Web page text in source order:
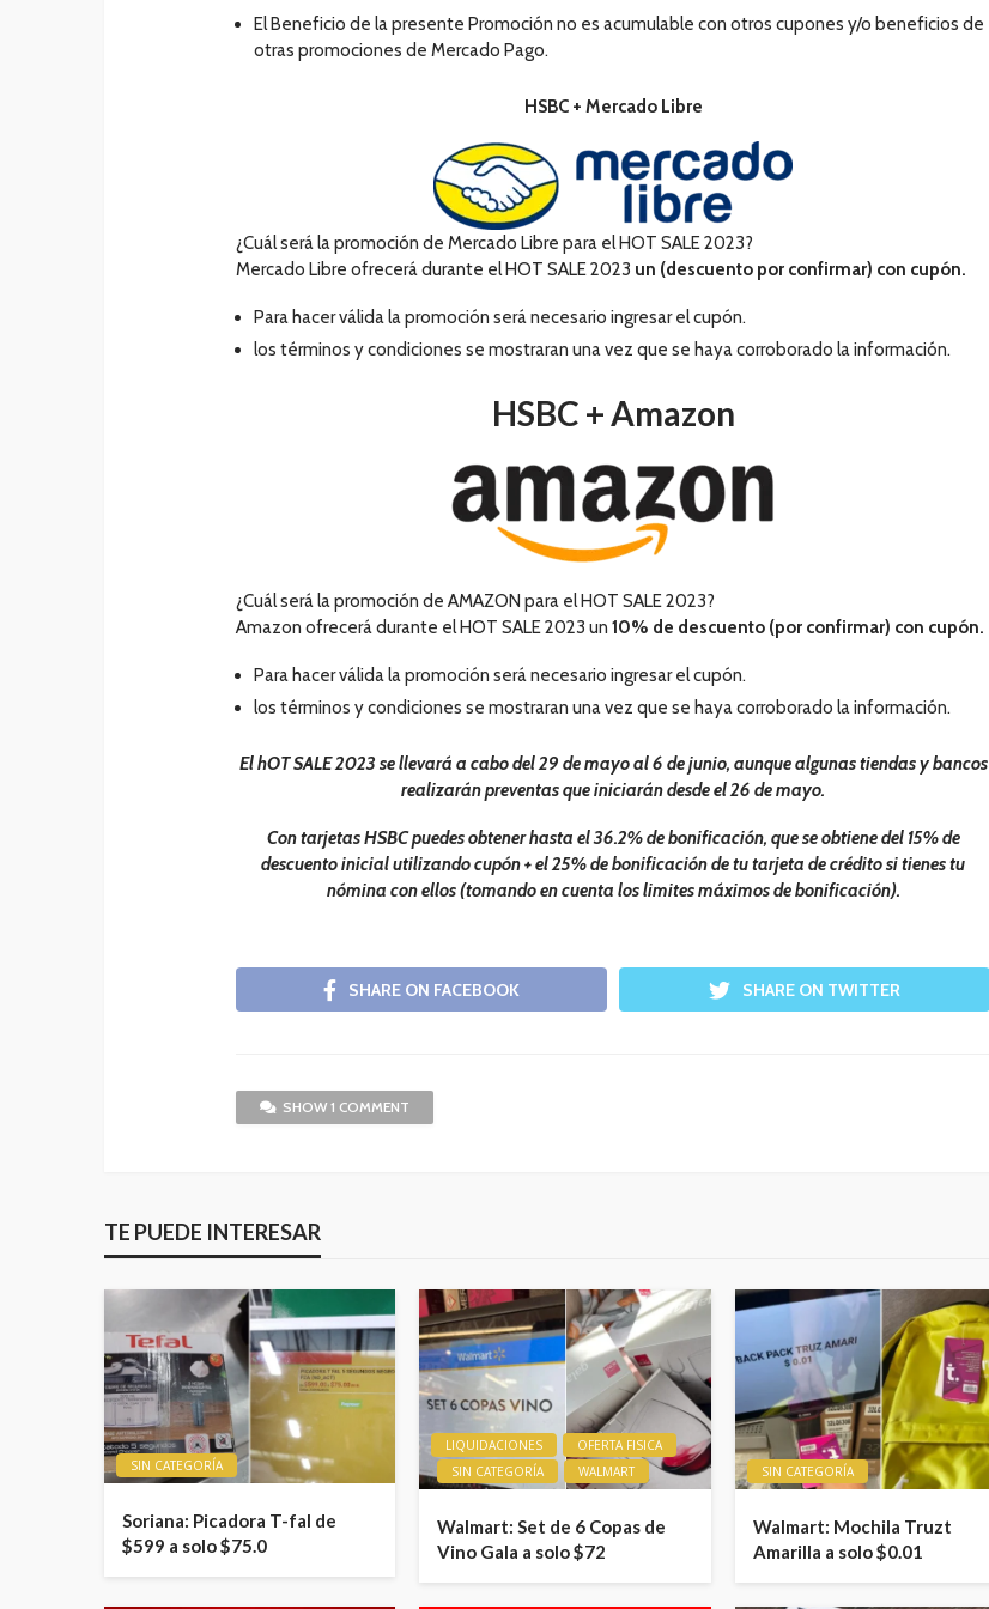
El Beneficio de la presente Promoción no es acumulable con otros cupones y/o beneficios de
otras promociones de Mercado Pago.
HSBC + Mercado Libre
¿Cuál será la promoción de Mercado Libre para el HOT SALE 2023?
Mercado Libre ofrecerá durante el HOT SALE 2023 un (descuento por confirmar) con cupón.
Para hacer válida la promoción será necesario ingresar el cupón.
los términos y condiciones se mostraran una vez que se haya corroborado la información.
HSBC +Amazon
¿Cuál será la promoción de AMAZON para el HOT SALE 2023?
Amazon ofrecerá durante el HOT SALE 2023 un 10% de descuento (por confirmar) con cupón.
Para hacer válida la promoción será necesario ingresar el cupón.
los términos y condiciones se mostraran una vez que se haya corroborado la información.
El hOT SALE 2023 se llevará a cabo del 29 de mayo al 6 de junio, aunque algunas tiendas y bancos
realizarán preventas que iniciarán desde el 26 de mayo.
Con tarjetas HSBC puedes obtener hasta el 36.2% de bonificación, que se obtiene del 15% de
descuento inicial utilizando cupón + el 25% de bonificación de tu tarjeta de crédito si tienes tu
nómina con ellos(tomando en cuenta los limites máximos de bonificación).
SHARE ON FACEBOOK SHARE ON TWITTER
SHOW 1 COMMENT
TE PUEDE INTERESAR
SIN CATEGORÍA
Soriana: Picadora T-fal de
$599 a solo $75.0
LIQUIDACIONES
OFERTA FISICA
SIN CATEGORÍA
WALMART
Walmart: Set de 6 Copas de
Vino Gala a solo $72
SIN CATEGORÍA
Walmart: Mochila Truzt
Amarilla a solo $0.01